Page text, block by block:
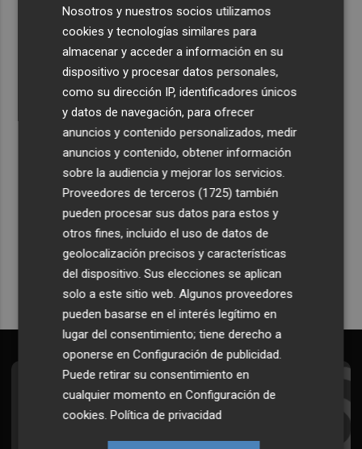
para reducir las alteraciones internas de la granada
mollar de Elche
El talento murciano conquista Cimeria: Dagnino ilustra
'Aguas peligrosas' de Conan el Bárbaro
Recibe toda la actualidad de
Plaza Podcast en tu correo
Quiero suscribirme
Suscríbete al Boletín
Todos los días a primera hora en tu email
Nosotros y nuestros socios utilizamos
cookies y tecnologías similares para
almacenar y acceder a información en su
dispositivo y procesar datos personales,
como su dirección IP, identificadores únicos
y datos de navegación, para ofrecer
anuncios y contenido personalizados, medir
anuncios y contenido, obtener información
sobre la audiencia y mejorar los servicios.
Proveedores de terceros (1725) también
pueden procesar sus datos para estos y
otros fines, incluido el uso de datos de
geolocalización precisos y características
del dispositivo. Sus elecciones se aplican
solo a este sitio web. Algunos proveedores
pueden basarse en el interés legítimo en
lugar del consentimiento; tiene derecho a
oponerse enConfiguración de publicidad.
Puede retirar su consentimiento en
cualquier momento enConfiguración de
cookies.Política de privacidad